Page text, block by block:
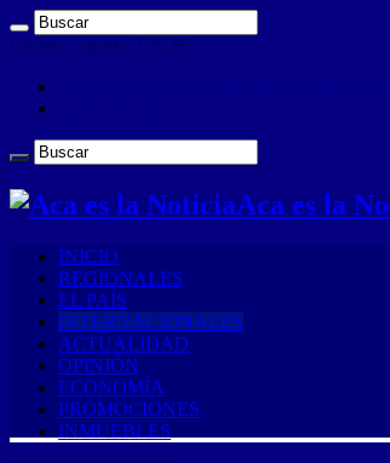
viernes , agosto 7 2026
Aca es la
INICIO
REGIONALES
EL PAÍS
INTERNACIONALES
ACTUALIDAD
OPINIÓN
ECONOMÍA
PROMOCIONES
INMUEBLES